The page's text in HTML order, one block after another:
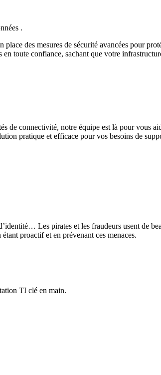
.
des mesures de sécurité avancées pour
toute confiance, sachant que votre
de connectivité, notre équipe est là pour vous
pratique et efficace pour vos besoins de
Les pirates et les fraudeurs usent de
proactif et en prévenant ces menaces.
TI clé en main.